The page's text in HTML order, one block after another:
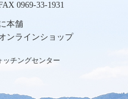
0969-33-1931
本舗
ンラインショップ
チングセンター